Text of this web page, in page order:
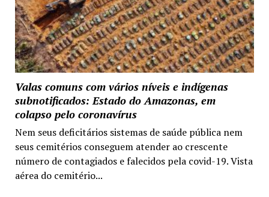
Valas comuns com vários níveis e indígenas
subnotificados: Estado do Amazonas, em
colapso pelo coronavírus
Nem seus deficitários sistemas de saúde pública nem
seus cemitérios conseguem atender ao crescente
número de contagiados e falecidos pela covid-19. Vista
aérea do cemitério...